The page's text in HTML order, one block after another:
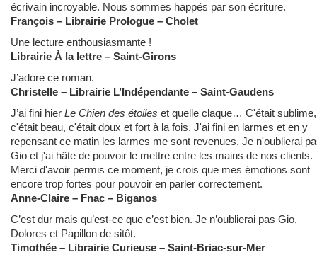
écrivain incroyable. Nous sommes happés par son écriture.
François – Librairie Prologue – Cholet
Une lecture enthousiasmante !
Librairie À la lettre – Saint-Girons
J’adore ce roman.
Christelle – Librairie L’Indépendante – Saint-Gaudens
J’ai fini hier Le Chien des étoiles et quelle claque… C'était sublime,
c'était beau, c'était doux et fort à la fois. J'ai fini en larmes et en y
repensant ce matin les larmes me sont revenues. Je n'oublierai
Gio et j'ai hâte de pouvoir le mettre entre les mains de nos clients.
Merci d'avoir permis ce moment, je crois que mes émotions sont
encore trop fortes pour pouvoir en parler correctement.
Anne-Claire – Fnac – Biganos
C’est dur mais qu’est-ce que c’est bien. Je n’oublierai pas Gio,
Dolores et Papillon de sitôt.
Timothée – Librairie Curieuse – Saint-Briac-sur-Mer